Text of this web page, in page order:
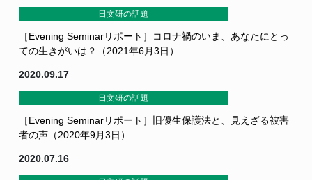
日文研の話題
［Evening Seminarリポート］コロナ禍のいま、あなたにとっ
ての生きがいは？（2021年6月3日）
2020.09.17
日文研の話題
［Evening Seminarリポート］旧優生保護法と、見えざる被害
者の声（2020年9月3日）
2020.07.16